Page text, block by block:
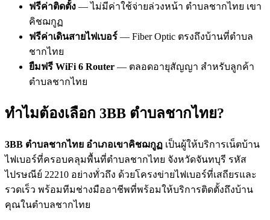
ฟรีค่าติดตั้ง — ไม่มีค่าใช้จ่ายล่วงหน้า ตำบลชากไทย เขา
คิชฌกูฏ
ฟรีค่าเดินสายไฟเบอร์ — Fiber Optic ตรงถึงบ้านที่ตำบล
ชากไทย
ยืมฟรี WiFi 6 Router — ตลอดอายุสัญญา สำหรับลูกค้า
ตำบลชากไทย
ทำไมต้องเลือก 3BB ตำบลชากไทย?
3BB ตำบลชากไทย อำเภอเขาคิชฌกูฏ เป็นผู้ให้บริการเน็ตบ้าน
ไฟเบอร์ที่ครอบคลุมพื้นที่ตำบลชากไทย จังหวัดจันทบุรี รหัส
ไปรษณีย์ 22210 อย่างทั่วถึง ด้วยโครงข่ายไฟเบอร์ที่เสถียรและ
รวดเร็ว พร้อมทีมช่างมืออาชีพที่พร้อมให้บริการติดตั้งถึงบ้าน
คุณในตำบลชากไทย